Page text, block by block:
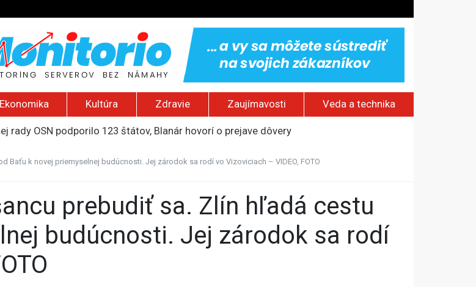
Ekonomika Kultúra Zdravie Zaujímavosti Veda a technika
rady OSN podporilo 123 štátov, Blanár hovorí o prejave dôvery
obeťami sexuálneho zneužívania kňazmi
Baťu k novej priemyselnej budúcnosti. Jej zárodok sa rodí vo Vizoviciach – VIDEO, FOTO
budúcnosti. Jej zárodok sa rodí